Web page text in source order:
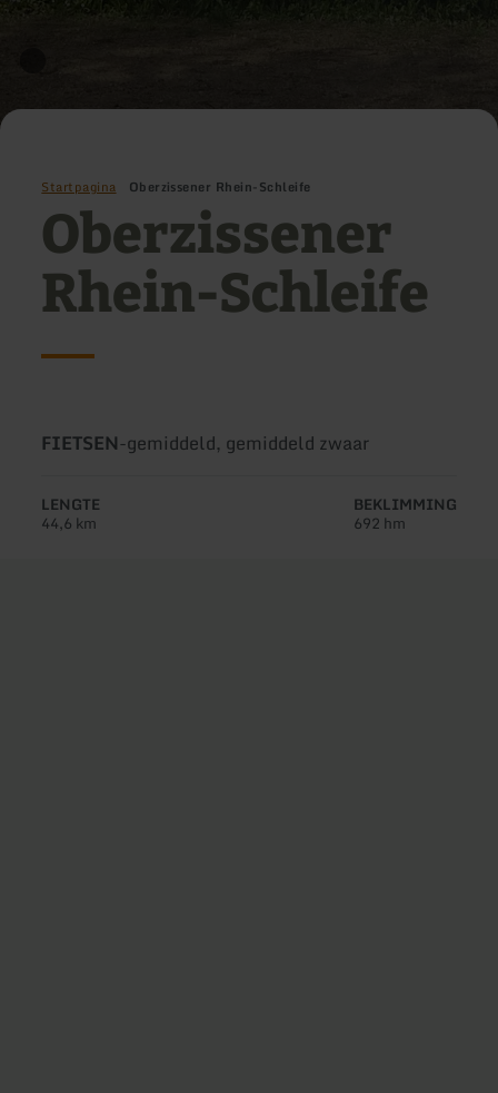
Startpagina Oberzissener Rhein-Schleife
Oberzissener
Rhein-Schleife
Soort
FIETSEN-Moeilijkheidsgraad:
gemiddeld, gemiddeld zwaar
LENGTE
44,6 km
BEKLIMMING
692 hm